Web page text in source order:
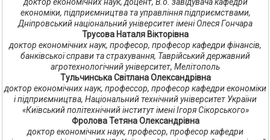
доктор економічних наук, доцент, В.о. завідувача кафедри
економіки, підприємництва та управління підприємствами,
Дніпровський національний університет імені Олеся Гончара
Трусова Наталя Вікторівна
доктор економічних наук, професор, професор кафедри фінансів,
банківської справи та страхування, Таврійський державний
агротехнологічний університет, Мелітополь
Тульчинська Світлана Олександрівна
доктор економічних наук, профессор, професор кафедри економіки
і підприємництва, Національний технічний університет України
«Київський політехнічний інститут імені Ігоря Сікорського»
Фролова Тетяна Олександрівна
доктор економічних наук, професор, професор кафедри